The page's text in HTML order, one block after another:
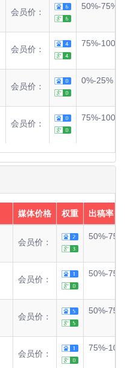
会员价：
50%-75%
会员价：
75%-100%
会员价：
0%-25%
会员价：
75%-100%
媒体价格 权重 出稿率
会员价：
50%-75%
会员价：
50%-75%
会员价：
50%-75%
会员价：
75%-